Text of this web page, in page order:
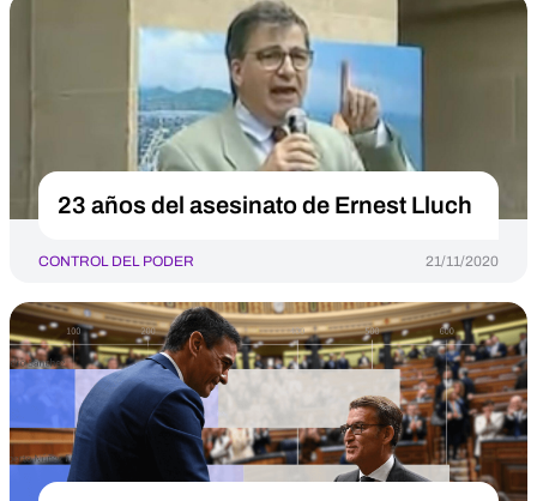
23 años del asesinato de Ernest Lluch
CONTROL DEL PODER 21/11/2020